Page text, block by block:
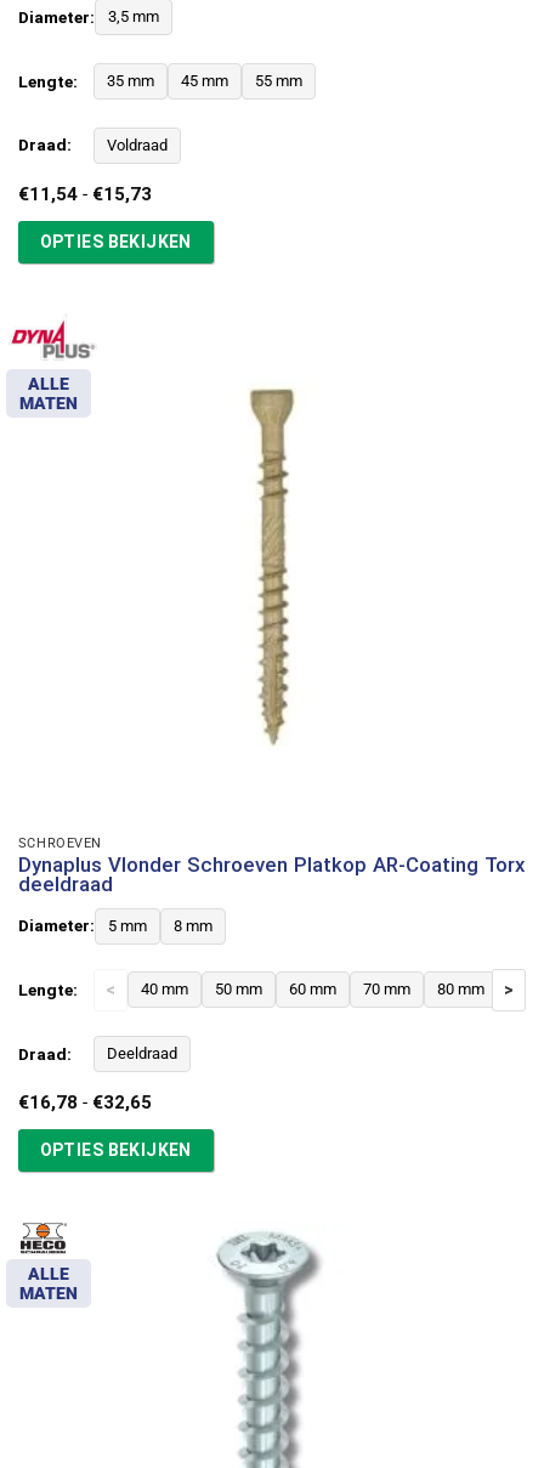
Diameter: 3,5 mm
Lengte: 35 mm 45 mm 55 mm
Draad: Voldraad
€11,54 - €15,73Prijsklasse:
tot
€15,73
OPTIES BEKIJKEN
ALLE
MATEN
SCHROEVEN
Dynaplus Vlonder Schroeven Platkop AR-Coating Torx
deeldraad
Diameter: 5 mm 8 mm
Lengte: < 40 mm 50 mm 60 mm 70 mm 80 mm >
Draad: Deeldraad
€16,78 - €32,65Prijsklasse:
tot
€32,65
OPTIES BEKIJKEN
ALLE
MATEN